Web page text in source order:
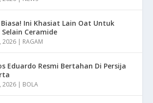
Biasa! Ini Khasiat Lain Oat Untuk
Ceramide
2026 | RAGAM
Eduardo Resmi Bertahan Di Persija
2026 | BOLA